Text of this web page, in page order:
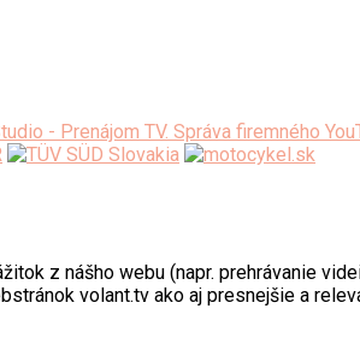
z nášho webu (napr. prehrávanie
volant.tv ako aj presnejšie a